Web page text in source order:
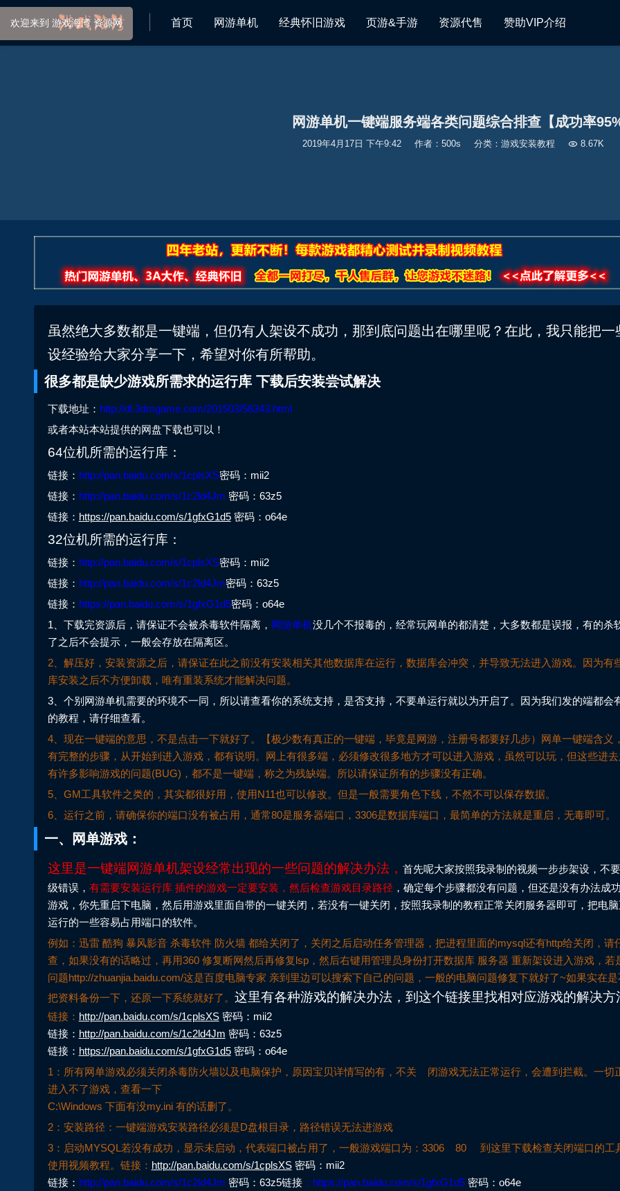
首页 网游单机 经典怀旧游戏 页游&手游 资源代售 赞助VIP介绍
网游单机一键端服务端各类问题综合排查【成功率95%
2019年4月17日 下午9:42 作者：500s 分类： 游戏安装教程  8.67K
虽然绝大多数都是一键端，但仍有人架设不成功，那到底问题出在哪里呢？在此，我只能把一
设经验给大家分享一下，希望对你有所帮助。
很多都是缺少游戏所需求的运行库 下载后安装尝试解决
下载地址： http://dl.3dmgame.com/201503/56343.html
或者本站本站提供的网盘下载也可以！
64位机所需的运行库：
链接： http://pan.baidu.com/s/1cplsXS密码：mii2
链接： http://pan.baidu.com/s/1c2ld4Jm 密码：63z5
链接： https://pan.baidu.com/s/1gfxG1d5密码：o64e
32位机所需的运行库：
链接： http://pan.baidu.com/s/1cplsXS密码：mii2
链接： http://pan.baidu.com/s/1c2ld4Jm密码：63z5
链接： https://pan.baidu.com/s/1gfxG1d5密码：o64e
1、下载完资源后，请保证不会被杀毒软件隔离， 网游单机没几个不报毒的，经常玩网单的都清楚，大多数都是误报，有的杀
了之后不会提示，一般会存放在隔离区。
2、解压好，安装资源之后，请保证在此之前没有安装相关其他数据库在运行，数据库会冲突，并导致无法进入游戏。因为有
库安装之后不方便卸载，唯有重装系统才能解决问题。
3、个别网游单机需要的环境不一同，所以请查看你的系统支持，是否支持，不要单运行就以为开启了。因为我们发的端都会
的教程，请仔细查看。
4、现在一键端的意思，不是点击一下就好了。【极少数有真正的一键端，毕竟是网游，注册号都要好几步）网单一键端含义
有完整的步骤，从开始到进入游戏，都有说明。网上有很多端，必须修改很多地方才可以进入游戏，虽然可以玩，但这些进
有许多影响游戏的问题(BUG)，都不是一键端，称之为残缺端。所以请保证所有的步骤没有正确。
5、GM工具软件之类的，其实都很好用，使用N11也可以修改。但是一般需要角色下线，不然不可以保存数据。
6、运行之前，请确保你的端口没有被占用，通常80是服务器端口，3306是数据库端口，最简单的方法就是重启，无毒即可。
一、网单游戏：
这里是一键端网游单机架设经常出现的一些问题的解决办法， 首先呢大家按照我录制的视频一步步架设，不
级错误， 有需要安装运行库 插件的游戏一定要安装，然后检查游戏目录路径 ，确定每个步骤都没有问题，但还是没有办法成
游戏，你先重启下电脑，然后用游戏里面自带的一键关闭，若没有一键关闭，按照我录制的教程正常关闭服务器即可，把电
运行的一些容易占用端口的软件。
例如：迅雷 酷狗 暴风影音 杀毒软件 防火墙 都给关闭了，关闭之后启动任务管理器，把进程里面的mysql还有http给关闭，请
查，如果没有的话略过，再用360 修复断网然后再修复lsp，然后右键用管理员身份打开数据库 服务器 重新架设进入游戏，若
问题http://zhuanjia.baidu.com/这是百度电脑专家 亲到里边可以搜索下自己的问题，一般的电脑问题修复下就好了~如果实在是
把资料备份一下，还原一下系统就好了。 这里有各种游戏的解决办法，到这个链接里找相对应游戏的解决方
链接： http://pan.baidu.com/s/1cplsXS密码：mii2
链接： http://pan.baidu.com/s/1c2ld4Jm 密码：63z5
链接： https://pan.baidu.com/s/1gfxG1d5密码：o64e
1：所有网单游戏必须关闭杀毒防火墙以及电脑保护，原因宝贝详情写的有，不关 闭游戏无法正常运行，会遭到拦截。一切
进入不了游戏，查看一下
C:\Windows 下面有没my.ini 有的话删了。
2：安装路径：一键端游戏安装路径必须是D盘根目录，路径错误无法进游戏
3：启动MYSQL若没有成功，显示未启动，代表端口被占用了，一般游戏端口为：3306 80 到这里下载检查关闭端口的工
使用视频教程。链接： http://pan.baidu.com/s/1cplsXS密码：mii2
链接： http://pan.baidu.com/s/1c2ld4Jm 密码：63z5链接： https://pan.baidu.com/s/1gfxG1d5密码：o64e